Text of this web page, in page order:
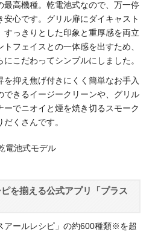
最高機種。乾電池式なので、万一停
心です。グリル扉にダイキャスト
っきりとした印象と重厚感を両立
フェイスとの一体感を出すため、
こだわってシンプルにしました。
を抑え焦げ付きにくく簡単なお手入
できるイージークリーンや、グリル
でニオイと煙を焼き切るスモーク
くさんです。
を揃える公式アプリ「プラス
アールレシピ」の約600種類※を超